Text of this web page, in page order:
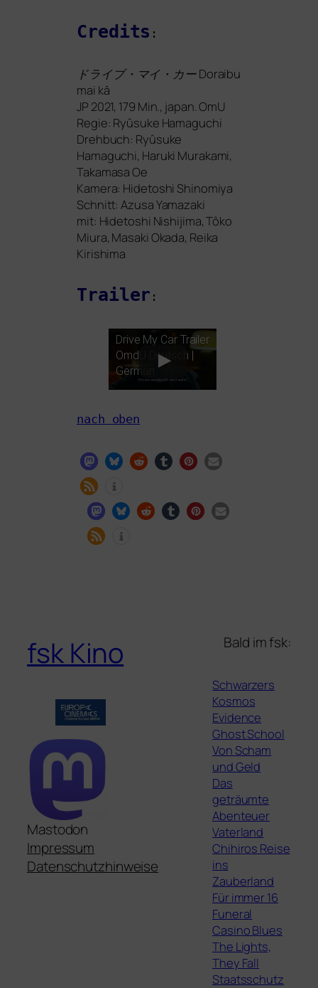
Credits :
ドライブ・マイ・カー Doraibu
mai kâ
JP 2021, 179 Min., japan. OmU
Regie: Ryûsuke Hamaguchi
Drehbuch: Ryûsuke
Hamaguchi, Haruki Murakami,
Takamasa Oe
Kamera: Hidetoshi Shinomiya
Schnitt: Azusa Yamazaki
mit: Hidetoshi Nishijima, Tôko
Miura, Masaki Okada, Reika
Kirishima
Trailer :
Drive My Car Trailer
OmdU Deutsch |
German
nach oben
fsk Kino
Mastodon
Impressum
Datenschutzhinweise
Bald im fsk:
Schwarzers
Kosmos
Evidence
Ghost School
Von Scham
und Geld
Das
geträumte
Abenteuer
Vaterland
Chihiros Reise
ins
Zauberland
Für immer 16
Funeral
Casino Blues
The Lights,
They Fall
Staatsschutz